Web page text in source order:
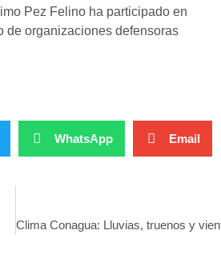
Pez Felino ha participado en
de organizaciones defensoras
WhatsApp Email